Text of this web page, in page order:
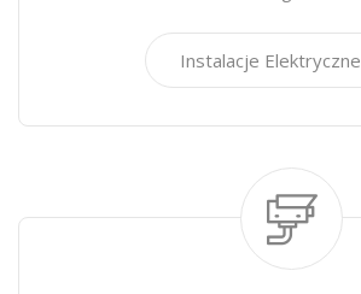
Instalacje Elektryczne